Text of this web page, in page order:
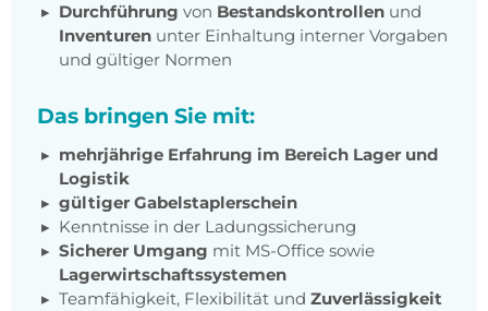
Durchführung von Bestandskontrollen und
Inventuren unter Einhaltung interner Vorgaben
und gültiger Normen
Das bringen Sie mit:
mehrjährige Erfahrung im Bereich Lager und
Logistik
gültiger Gabelstaplerschein
Kenntnisse in der Ladungssicherung
Sicherer Umgang mit MS-Office sowie
Lagerwirtschaftssystemen
Teamfähigkeit, Flexibilität und Zuverlässigkeit